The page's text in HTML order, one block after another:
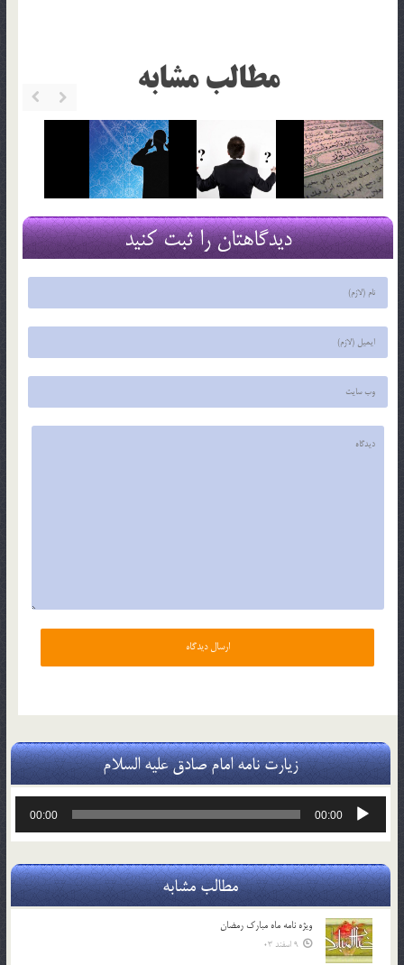
مطالب مشابه
دیدگاهتان را ثبت کنید
زیارت نامه امام صادق علیه السلام
پخش‌کننده
00:00
00:00
مطالب مشابه
ویژه نامه ماه مبارک رمضان
9 اسفند 03